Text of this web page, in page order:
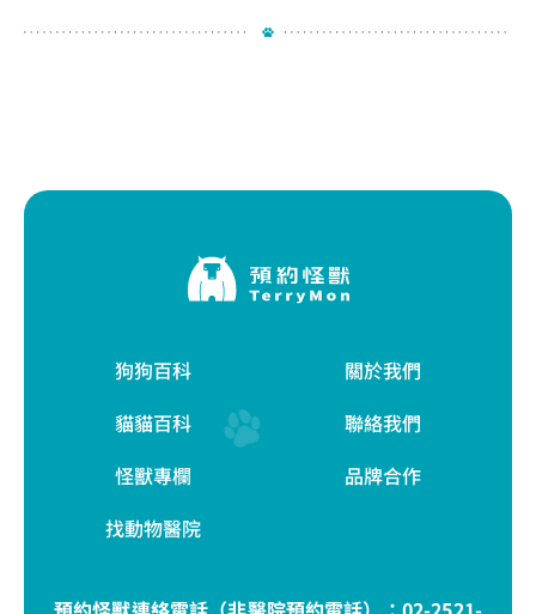
狗狗百科
貓貓百科
怪獸專欄
找動物醫院
關於我們
聯絡我們
品牌合作